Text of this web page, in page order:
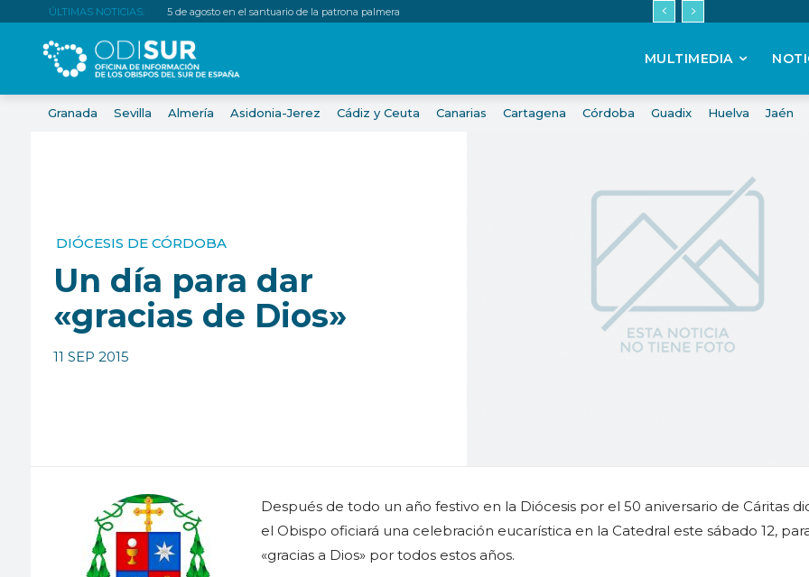
ÚLTIMAS NOTICIAS: 5 de agosto en el santuario de la patrona palmera
MULTIMEDIA
Granada Sevilla Almería Asidonia-Jerez Cádiz y Ceuta Canarias Cartagena Córdoba Guadix Huelva Jaén
DIÓCESIS DE CÓRDOBA
Un día para dar
«gracias de Dios»
11 SEP 2015
Después de todo un año festivo en la Diócesis por el 50 aniversario de Cáritas
el Obispo oficiará una celebración eucarística en la Catedral este sábado 12,
«gracias a Dios» por todos estos años.